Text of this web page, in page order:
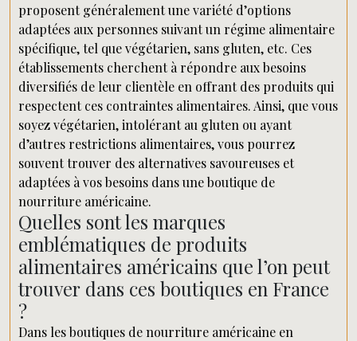
proposent généralement une variété d’options
adaptées aux personnes suivant un régime alimentaire
spécifique, tel que végétarien, sans gluten, etc. Ces
établissements cherchent à répondre aux besoins
diversifiés de leur clientèle en offrant des produits qui
respectent ces contraintes alimentaires. Ainsi, que vous
soyez végétarien, intolérant au gluten ou ayant
d’autres restrictions alimentaires, vous pourrez
souvent trouver des alternatives savoureuses et
adaptées à vos besoins dans une boutique de
nourriture américaine.
Quelles sont les marques
emblématiques de produits
alimentaires américains que l’on peut
trouver dans ces boutiques en France
?
Dans les boutiques de nourriture américaine en